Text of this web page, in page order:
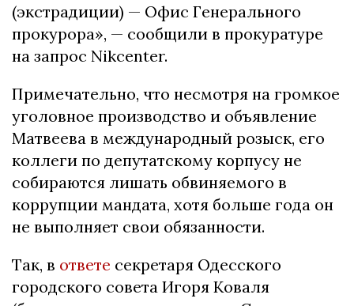
(экстрадиции) — Офис Генерального
прокурора», — сообщили в прокуратуре
на запрос Nikcenter.
Примечательно, что несмотря на громкое
уголовное производство и объявление
Матвеева в международный розыск, его
коллеги по депутатскому корпусу не
собираются лишать обвиняемого в
коррупции мандата, хотя больше года он
не выполняет свои обязанности.
Так, в ответе секретаря Одесского
городского совета Игоря Коваля